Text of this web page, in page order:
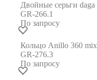
Двойные серьги daga
GR-266.1
По запросу
Кольцо Anillo 360 mix
GR-276.3
По запросу